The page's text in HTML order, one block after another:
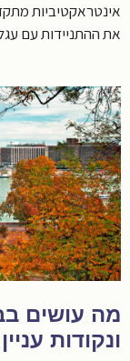
אינטראקטיביות
את ההתניידות עם
ונקודות